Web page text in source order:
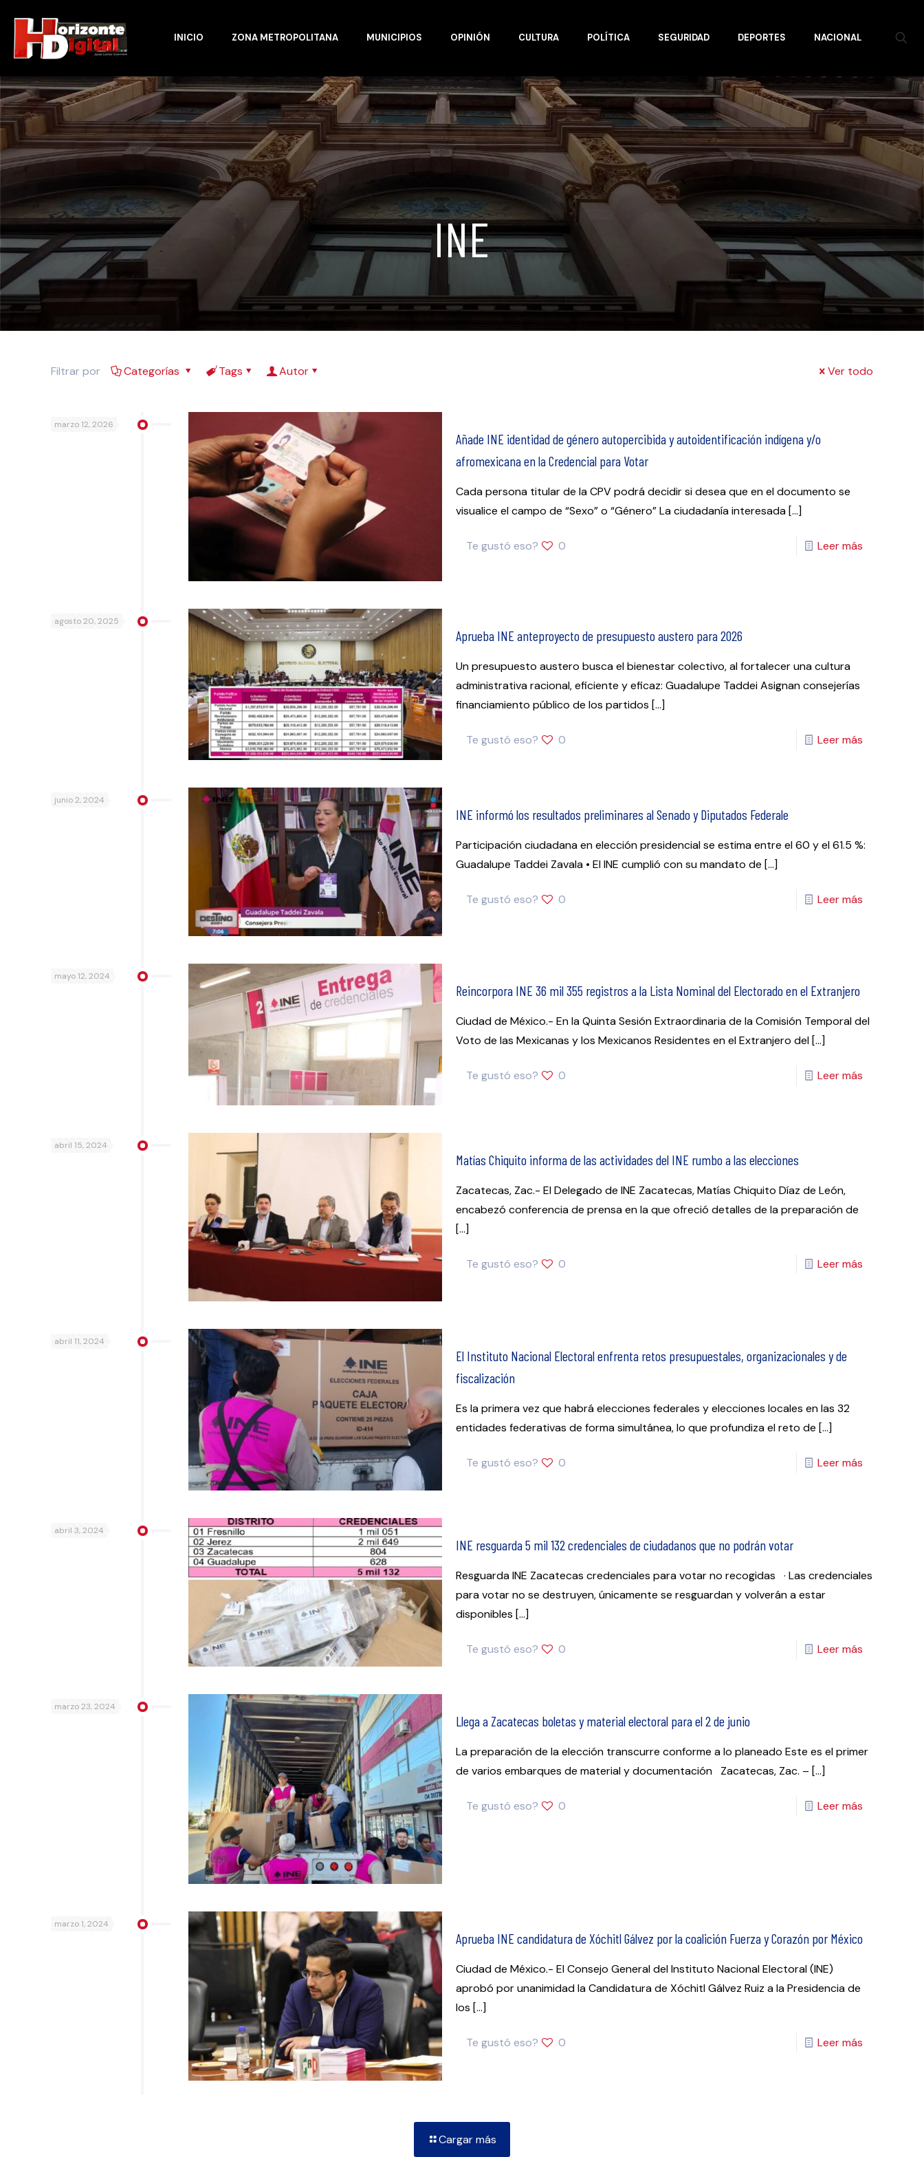
INICIO ZONA METROPOLITANA MUNICIPIOS OPINIÓN CULTURA POLÍTICA SEGURIDAD DEPORTES NACIONAL
INE
Filtrar por Categorías Tags Autor Ver todo
marzo 12, 2026
Añade INE identidad de género autopercibida y autoidentificación indígena y/o
afromexicana en la Credencial para Votar
Cada persona titular de la CPV podrá decidir si desea que en el documento se
visualice el campo de “Sexo” o “Género” La ciudadanía interesada[…]
Te gustó eso? 0 Leer más
agosto 20, 2025
Aprueba INE anteproyecto de presupuesto austero para 2026
Un presupuesto austero busca el bienestar colectivo, al fortalecer una cultura
administrativa racional, eficiente y eficaz: Guadalupe Taddei Asignan consejerías
financiamiento público de los partidos […]
Te gustó eso? 0 Leer más
junio 2, 2024
INE informó los resultados preliminares al Senado y Diputados Federale
Participación ciudadana en elección presidencial se estima entre el 60 y el 61.5 %:
Guadalupe Taddei Zavala • El INE cumplió con su mandato de […]
Te gustó eso? 0 Leer más
mayo 12, 2024
Reincorpora INE 36 mil 355 registros a la Lista Nominal del Electorado en el Extranjero
Ciudad de México.- En la Quinta Sesión Extraordinaria de la Comisión Temporal del
Voto de las Mexicanas y los Mexicanos Residentes en el Extranjero del[…]
Te gustó eso? 0 Leer más
abril 15, 2024
Matías Chiquito informa de las actividades del INE rumbo a las elecciones
Zacatecas, Zac.- El Delegado de INE Zacatecas, Matías Chiquito Díaz de León,
encabezó conferencia de prensa en la que ofreció detalles de la preparación de
[…]
Te gustó eso? 0 Leer más
abril 11, 2024
​El Instituto Nacional Electoral enfrenta retos presupuestales, organizacionales y de
fiscalización
Es la primera vez que habrá elecciones federales y elecciones locales en las 32
entidades federativas de forma simultánea, lo que profundiza el reto de […]
Te gustó eso? 0 Leer más
abril 3, 2024
INE resguarda 5 mil 132 credenciales de ciudadanos que no podrán votar
Resguarda INE Zacatecas credenciales para votar no recogidas · Las credenciales
para votar no se destruyen, únicamente se resguardan y volverán a estar
disponibles […]
Te gustó eso? 0 Leer más
marzo 23, 2024
Llega a Zacatecas boletas y material electoral para el 2 de junio
La preparación de la elección transcurre conforme a lo planeado Este es el primer
de varios embarques de material y documentación Zacatecas, Zac. – […]
Te gustó eso? 0 Leer más
marzo 1, 2024
Aprueba INE candidatura de Xóchitl Gálvez por la coalición Fuerza y Corazón por México
Ciudad de México.- El Consejo General del Instituto Nacional Electoral (INE)
aprobó por unanimidad la Candidatura de Xóchitl Gálvez Ruiz a la Presidencia de
los […]
Te gustó eso? 0 Leer más
Cargar más